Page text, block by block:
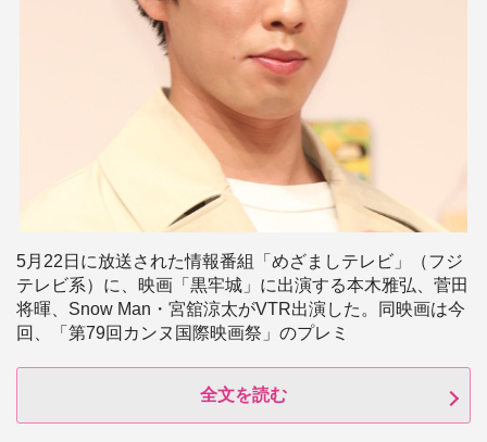
5月22日に放送された情報番組「めざましテレビ」（フジ
テレビ系）に、映画「黒牢城」に出演する本木雅弘、菅田
将暉、Snow Man・宮舘涼太がVTR出演した。同映画は今
回、「第79回カンヌ国際映画祭」のプレミ
全文を読む